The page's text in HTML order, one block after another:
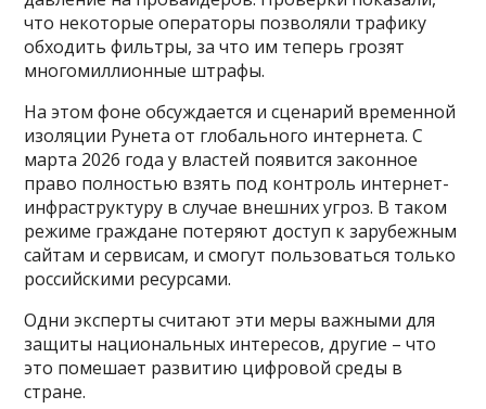
что некоторые операторы позволяли трафику
обходить фильтры, за что им теперь грозят
многомиллионные штрафы.
На этом фоне обсуждается и сценарий временной
изоляции Рунета от глобального интернета. С
марта 2026 года у властей появится законное
право полностью взять под контроль интернет-
инфраструктуру в случае внешних угроз. В таком
режиме граждане потеряют доступ к зарубежным
сайтам и сервисам, и смогут пользоваться только
российскими ресурсами.
Одни эксперты считают эти меры важными для
защиты национальных интересов, другие – что
это помешает развитию цифровой среды в
стране.